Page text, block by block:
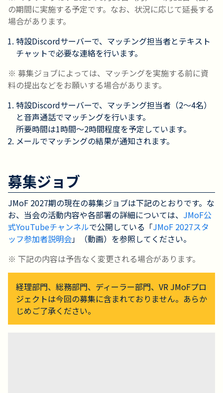
の期間に実施する予定です。なお、状況に応じて延長する
場合があります。
特設Discordサーバーで、マッチング担当者とテキスト
チャットで必要な連絡を行います。
※ 募集ジョブによっては、マッチングを実施する前に資
料の提出などをお願いする場合があります。
特設Discordサーバーで、マッチング担当者（2〜4名）
と音声通話でマッチングを行います。
所要時間は1時間〜2時間程度を予定しています。
メールでマッチングの結果が通知されます。
募集ジョブ
JMoF 2027期の現在の募集ジョブは下記のとおりです。な
お、当会の活動内容や各部署の詳細については、 JMoF公
式YouTubeチャンネルで公開している「JMoF 2027スタ
ッフ参加者説明会」（動画）を参照してください。
※ 下記の内容は予告なく変更される場合があります。
経理部門、総務部門、ディーラー部門、VR JMoFプロ
ジェクトは今回の募集に含まれておりません。あらか
じめご了承ください。